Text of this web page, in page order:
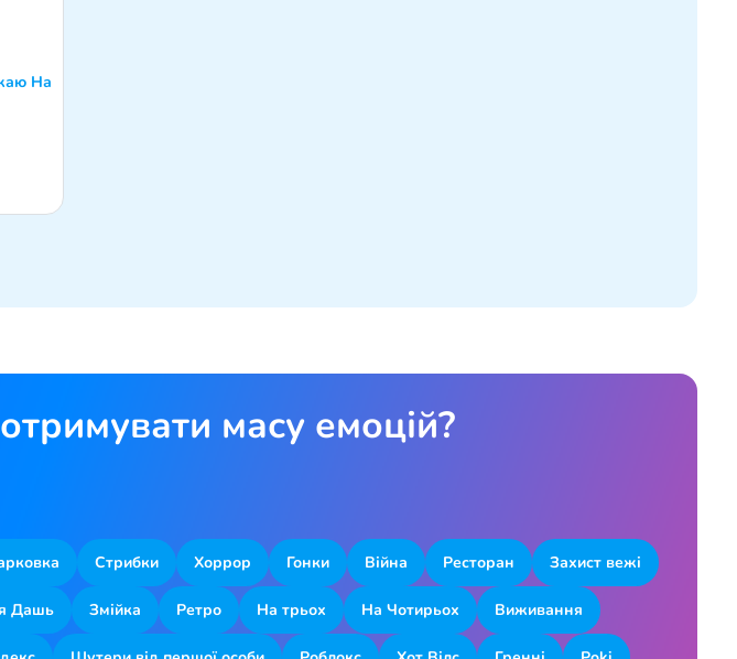
На
масу емоцій?
Стрибки Хоррор Гонки Війна Ресторан Захист вежі
Дашь Змійка Ретро На трьох На Чотирьох Виживання